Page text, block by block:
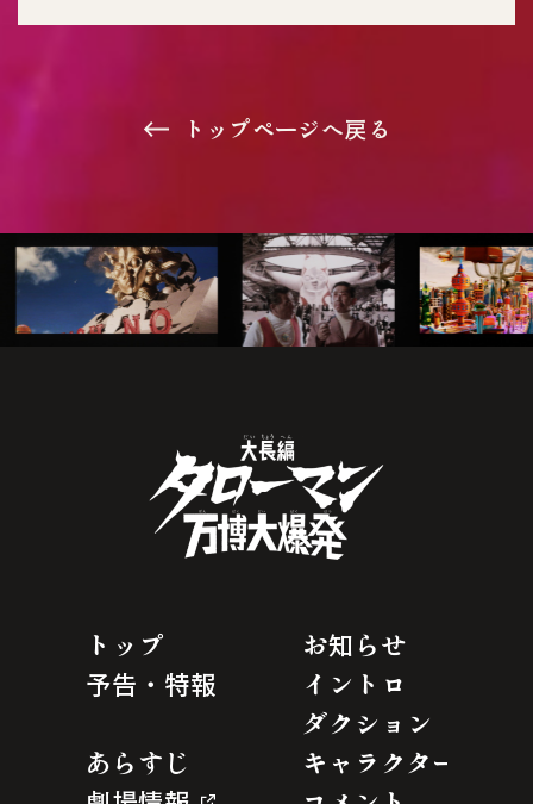
トップページへ戻る
トップ
お知らせ
予告・特報
イントロ
ダクション
あらすじ
キャラクター